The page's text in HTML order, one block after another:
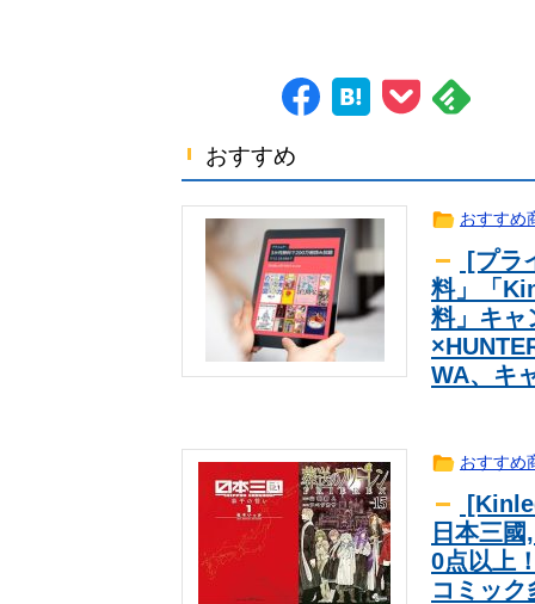
【AKB48】伊藤百花さんのカバン
で、品質問題はない」
ｹﾞｰﾑ 【ウマ娘】ドリジャやステゴにパパ
声優でMリーガーの伊達朱里紗さん
news 大東亜共栄圏が完成していたら今
news
パヨ「れいわ信者、れいわ知能と
べき」
海外翻訳 アメリカ「お前らの国の史上最も
海外翻訳
韓国人「日本がここまでの観光大
た…（ﾌﾞﾙﾌﾞﾙ」＝韓国の反応
【英断】靖国神社、境内における
韓国人「欧州メディアがロンドン
接待をした疑い」
ｽﾎﾟｰﾂ 韓国現地メディア「4強神話も疑わ
ｽﾎﾟｰﾂ 【勝利】西武ファン集合（2026.8.8
趣味 アップル VS マイクロソフトなら
【疑問】葬式←まぁわかる 四十
おすすめ
おすすめ
[プラ
料」「
料」キャ
WA、キ
おすすめ
日本三
0点以上
コミック